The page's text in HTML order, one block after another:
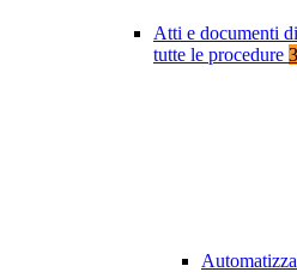
Atti e documenti
tutte le procedure 3